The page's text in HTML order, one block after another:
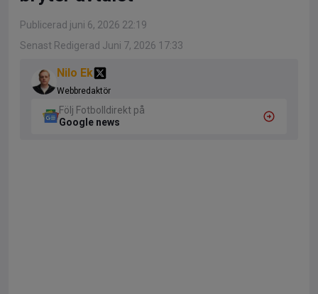
Publicerad juni 6, 2026 22:19
Senast Redigerad Juni 7, 2026 17:33
Nilo Ek
Webbredaktör
Följ Fotbolldirekt på
Google news